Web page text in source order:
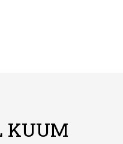
KUUM